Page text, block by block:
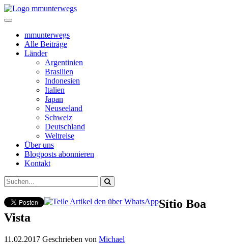
mmunterwegs
Alle Beiträge
Länder
Argentinien
Brasilien
Indonesien
Italien
Japan
Neuseeland
Schweiz
Deutschland
Weltreise
Über uns
Blogposts abonnieren
Kontakt
Sítio Boa
Vista
11.02.2017 Geschrieben von Michael